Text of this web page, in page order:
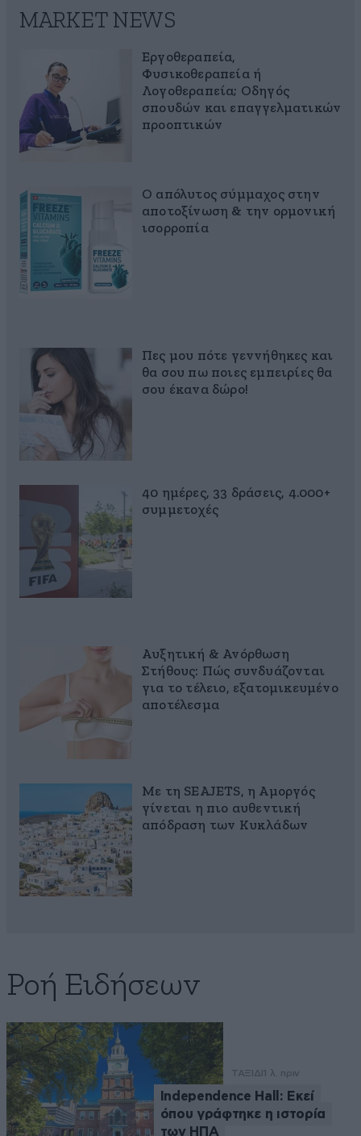
MARKET NEWS
Εργοθεραπεία,
Φυσικοθεραπεία ή
Λογοθεραπεία; Οδηγός
σπουδών και επαγγελματικών
προοπτικών
Ο απόλυτος σύμμαχος στην
αποτοξίνωση & την ορμονική
ισορροπία
Πες μου πότε γεννήθηκες και
θα σου πω ποιες εμπειρίες θα
σου έκανα δώρο!
40 ημέρες, 33 δράσεις, 4.000+
συμμετοχές
Αυξητική & Ανόρθωση
Στήθους: Πώς συνδυάζονται
για το τέλειο, εξατομικευμένο
αποτέλεσμα
Με τη SEAJETS, η Αμοργός
γίνεται η πιο αυθεντική
απόδραση των Κυκλάδων
Ροή Ειδήσεων
ΤΑΞΙΔΙ 1 λ. πριν
Independence Hall: Εκεί
όπου γράφτηκε η ιστορία
των ΗΠΑ